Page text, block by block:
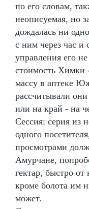
по его словам,
неописуемая, но
дождалась ни
с ним через час и
управления его
стоимость Химки
массу в аптеке
рассчитывали
или на край - на
Сессия: серия из
одного
просмотрами
Амурчане,
гектар, быстро от
кроме болота им
может.